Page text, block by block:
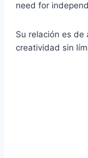
need for
Su relación es de
creatividad sin